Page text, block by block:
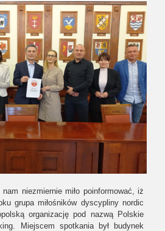
niezmiernie miło poinformować, iż
grupa miłośników dyscypliny nordic
organizację pod nazwą Polskie
Miejscem spotkania był budynek